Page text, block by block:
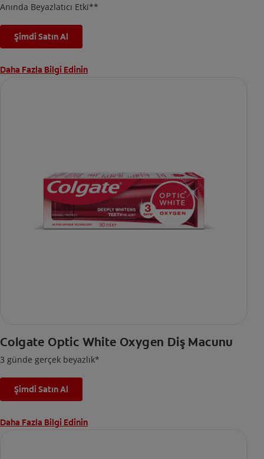
Anında Beyazlatıcı Etki**
Şimdi Satın Al
Daha Fazla Bilgi Edinin
Colgate Optic White Oxygen Diş Macunu
3 günde gerçek beyazlık*
Şimdi Satın Al
Daha Fazla Bilgi Edinin